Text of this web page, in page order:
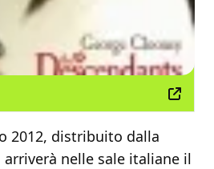
2012, distribuito dalla
arriverà nelle sale italiane il